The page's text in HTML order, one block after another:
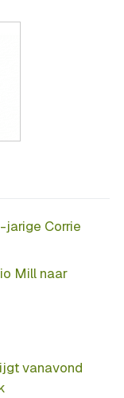
jarige Corrie
Mill naar
vanavond